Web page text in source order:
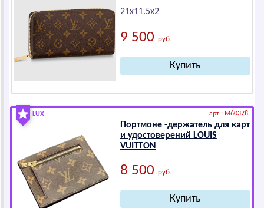
21х11.5х2
9 500 руб.
LUX арт.: M60378
Портмоне -держатель для карт
и удостоверений LОUIS
VUIТТОN
8 500 руб.